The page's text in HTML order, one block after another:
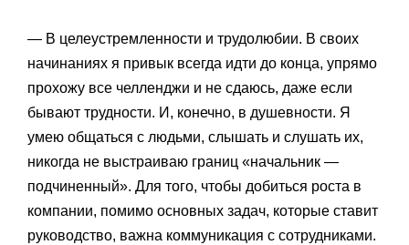
— В целеустремленности и трудолюбии. В своих
начинаниях я привык всегда идти до конца, упрямо
прохожу все челленджи и не сдаюсь, даже если
бывают трудности. И, конечно, в душевности. Я
умею общаться с людьми, слышать и слушать их,
никогда не выстраиваю границ «начальник —
подчиненный». Для того, чтобы добиться роста в
компании, помимо основных задач, которые ставит
руководство, важна коммуникация с сотрудниками.